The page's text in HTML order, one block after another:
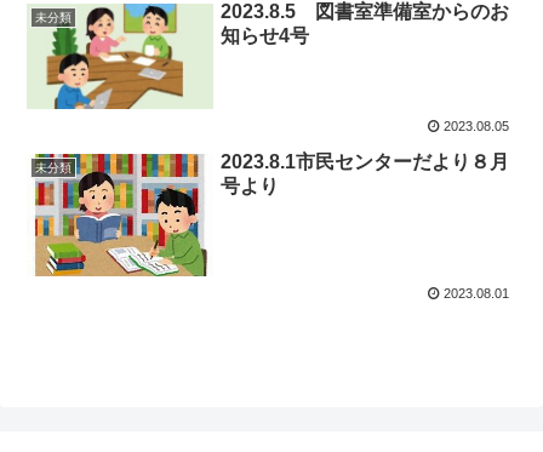
未分類
2023.8.5 図書室準備室からのお
知らせ4号
2023.08.05
未分類
2023.8.1市民センターだより８月
号より
2023.08.01